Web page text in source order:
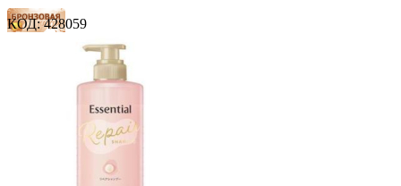
21 балл
35 баллов
1 578.00 Р
за 1.00 мл
КОД: 428059